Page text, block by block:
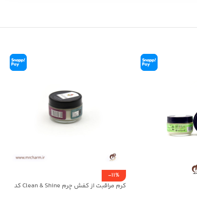
-11%
کرم مراقبت از کفش چرم Clean & Shine کد